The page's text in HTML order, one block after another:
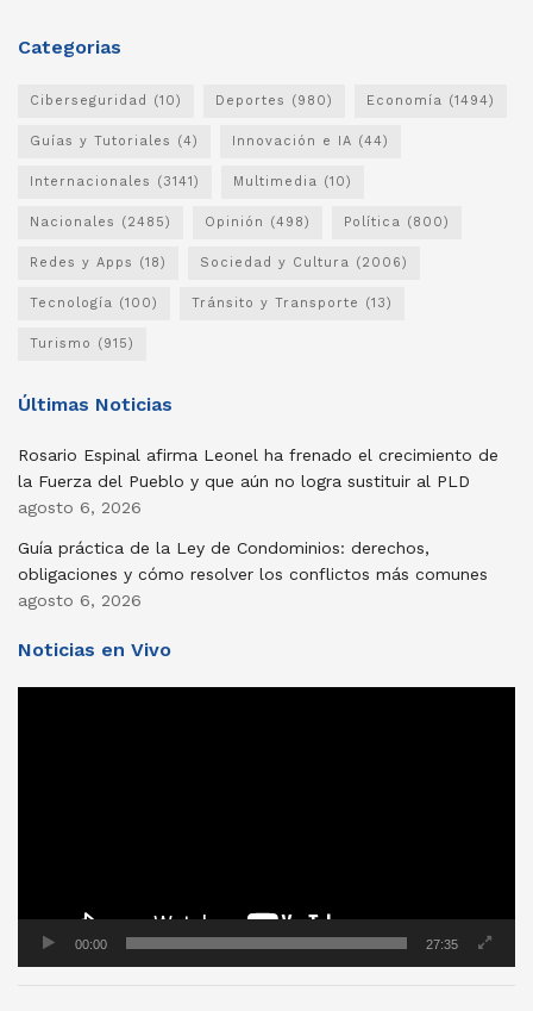
Categorias
Ciberseguridad (10) Deportes (980) Economía (1494)
Guías y Tutoriales (4) Innovación e IA (44)
Internacionales (3141) Multimedia (10)
Nacionales (2485) Opinión (498) Política (800)
Redes y Apps (18) Sociedad y Cultura (2006)
Tecnología (100) Tránsito y Transporte (13)
Turismo (915)
Últimas Noticias
Rosario Espinal afirma Leonel ha frenado el crecimiento de
la Fuerza del Pueblo y que aún no logra sustituir al PLD
agosto 6, 2026
Guía práctica de la Ley de Condominios: derechos,
obligaciones y cómo resolver los conflictos más comunes
agosto 6, 2026
Noticias en Vivo
00:00 27:35